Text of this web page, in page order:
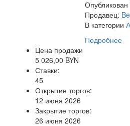
Продавец:
В категории
Подробнее
Цена продажи
5 026,00 BYN
Ставки:
45
Открытие торгов:
12 июня 2026
Закрытие торгов:
26 июня 2026